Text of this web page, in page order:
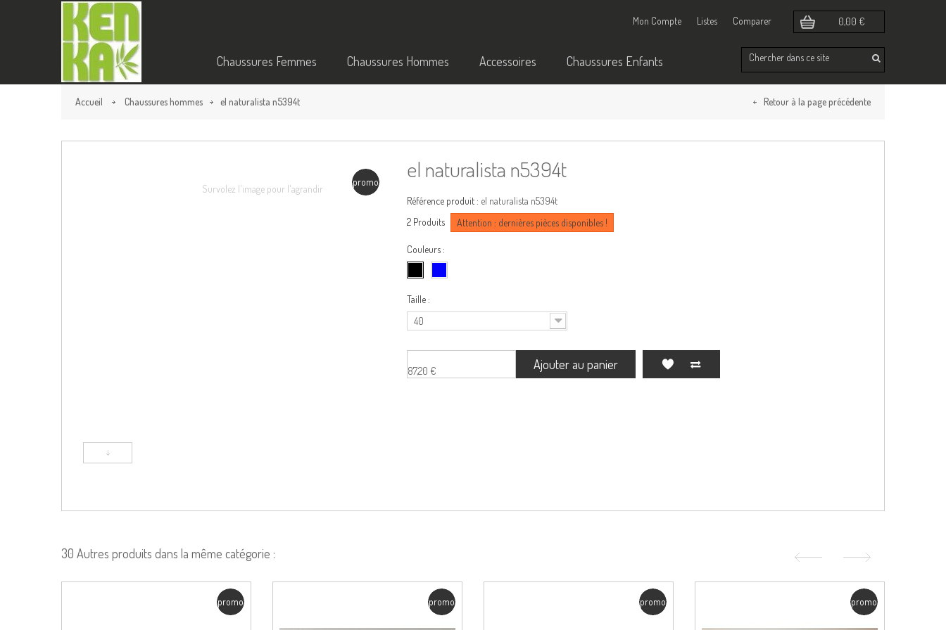
0,00 €
Comparer
Listes
Mon Compte
Chaussures Femmes Chaussures Hommes Accessoires Chaussures Enfants
Accueil Chaussures hommes el naturalista n5394t Retour à la page précédente
promo
Survolez l'image pour l'agrandir
el naturalista n5394t
Référence produit : el naturalista n5394t
2 Produits Attention : dernières pièces disponibles !
Couleurs :
Taille :
40
87,20 € Ajouter au panier
30 Autres produits dans la même catégorie :
promo promo promo promo